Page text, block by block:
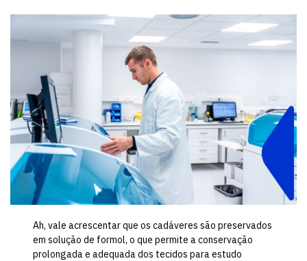
Ah, vale acrescentar que os cadáveres são preservados
em solução de formol, o que permite a conservação
prolongada e adequada dos tecidos para estudo